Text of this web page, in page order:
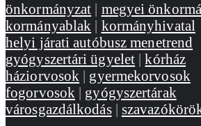
önkormányzat | megyei
kormányablak | kormányhivatal
helyi járati autóbusz menetrend
gyógyszertári ügyelet |kórház
háziorvosok | gyermekorvosok
fogorvosok | gyógyszertárak
városgazdálkodás|